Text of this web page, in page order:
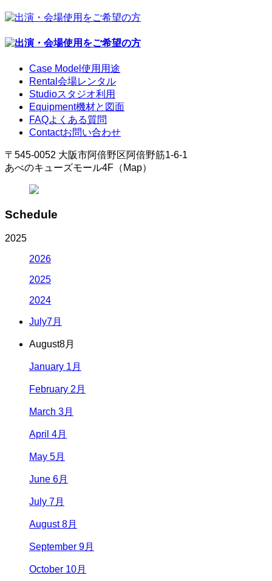
Case Model 使用用途
Rental 会場レンタル
Studioスタジオ利用
Equipment機材と図面
FAQよくある質問
Contactお問い合わせ
〒545-0052 大阪市阿倍野区阿倍野筋1-6-1
あべのキューズモール4F（Map）
Schedule
2025
2026
2025
2024
July7月
August8月
January 1月
February 2月
March 3月
April 4月
May 5月
June 6月
July 7月
August 8月
September 9月
October 10月